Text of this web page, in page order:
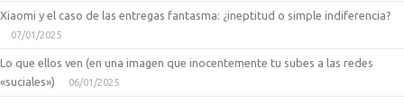
Xiaomi y el caso de las entregas fantasma: ¿ineptitud o simple indiferencia?
07/01/2025
Lo que ellos ven (en una imagen que inocentemente tu subes a las redes
«suciales»)
06/01/2025